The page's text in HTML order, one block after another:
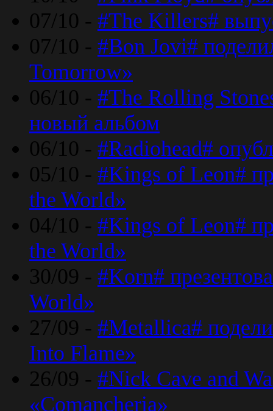
07/10 - #The Killers#
07/10 - #Bon Jovi#
Tomorrow»
06/10 - #The Rolling
новый альбом
06/10 - #Radiohead#
05/10 - #Kings of Leon#
the World»
04/10 - #Kings of Leon#
the World»
30/09 - #Korn#
World»
27/09 - #Metallica#
Into Flame»
26/09 - #Nick Cave and
«Comancheria»